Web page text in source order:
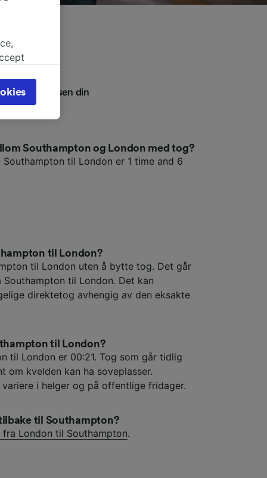
reisen din
våre.
Southampton og London med tog?
til London er 1 time and 6
til London?
til London uten å bytte tog. Det går
til London. Det kan
direktetog avhengig av den eksakte
til London?
til London er 00:21. Tog som går tidlig
om kvelden kan ha soveplasser.
i helger og på offentlige fridager.
til Southampton?
London til Southampton.
page.